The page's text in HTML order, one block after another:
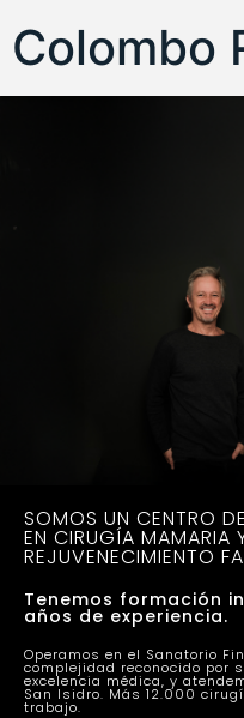
Colombo
SOMOS UN CENTRO
EN CIRUGÍA MAMARIA
REJUVENECIMIENTO
Tenemos formación
años de experiencia.
Operamos en el Sanatorio
complejidad reconocido por
excelencia médica, y
San Isidro. Más 12.000
trabajo.